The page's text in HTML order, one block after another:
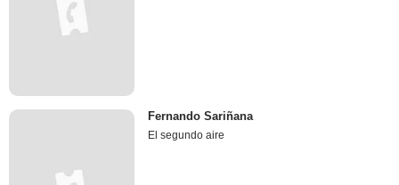
Fernando Sariñana
El segundo aire